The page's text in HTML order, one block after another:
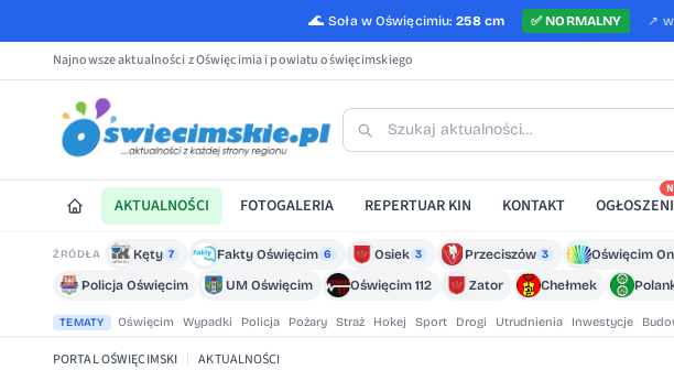
🌊 Soła w Oświęcimiu: 258 cm ✅NORMALNY ↗️
Najnowsze aktualności z Oświęcimia i powiatu oświęcimskiego
AKTUALNOŚCI FOTOGALERIA REPERTUAR KIN KONTAKT
ŹRÓDŁA Kęty 7 Fakty Oświęcim 6 Osiek 3 Przeciszów 3 Oświęcim
Policja Oświęcim
UM Oświęcim Oświęcim 112 Zator Chełmek
TEMATY Oświęcim Wypadki Policja Pożary Straż Hokej Sport Drogi Utrudnienia Inwestycje
PORTAL OŚWIĘCIMSKI | AKTUALNOŚCI